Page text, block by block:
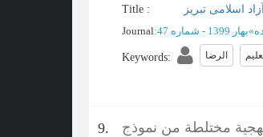
Title :
آزاد اسلامی تبریز
Journal: »بهار 1399 - شماره 47
Keywords: الرضا
9.
مختلطة من نموذج